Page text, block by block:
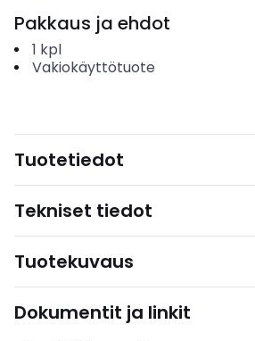
Pakkaus ja ehdot
1 kpl
Vakiokäyttötuote
Tuotetiedot
Tekniset tiedot
Tuotekuvaus
Dokumentit ja linkit